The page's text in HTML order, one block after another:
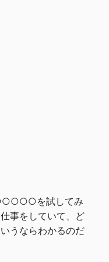
○○○○○を試してみ
事をしていて、ど
うならわかるのだ